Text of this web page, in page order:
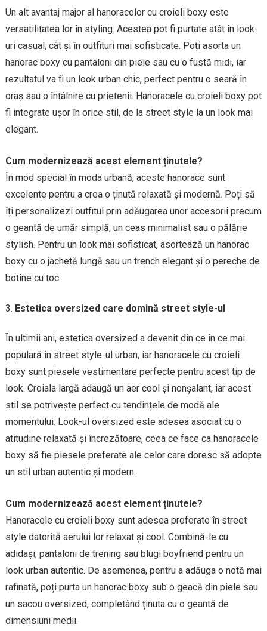
Un alt avantaj major al hanoracelor cu croieli boxy este
versatilitatea lor în styling. Acestea pot fi purtate atât în look-
uri casual, cât și în outfituri mai sofisticate. Poți asorta un
hanorac boxy cu pantaloni din piele sau cu o fustă midi, iar
rezultatul va fi un look urban chic, perfect pentru o seară în
oraș sau o întâlnire cu prietenii. Hanoracele cu croieli boxy pot
fi integrate ușor în orice stil, de la street style la un look mai
elegant.
Cum modernizează acest element ținutele?
În mod special în moda urbană, aceste hanorace sunt
excelente pentru a crea o ținută relaxată și modernă. Poți să
îți personalizezi outfitul prin adăugarea unor accesorii precum
o geantă de umăr simplă, un ceas minimalist sau o pălărie
stylish. Pentru un look mai sofisticat, asortează un hanorac
boxy cu o jachetă lungă sau un trench elegant și o pereche de
botine cu toc.
Estetica oversized care domină street style-ul
În ultimii ani, estetica oversized a devenit din ce în ce mai
populară în street style-ul urban, iar hanoracele cu croieli
boxy sunt piesele vestimentare perfecte pentru acest tip de
look. Croiala largă adaugă un aer cool și nonșalant, iar acest
stil se potrivește perfect cu tendințele de modă ale
momentului. Look-ul oversized este adesea asociat cu o
atitudine relaxată și încrezătoare, ceea ce face ca hanoracele
boxy să fie piesele preferate ale celor care doresc să adopte
un stil urban autentic și modern.
Cum modernizează acest element ținutele?
Hanoracele cu croieli boxy sunt adesea preferate în street
style datorită aerului lor relaxat și cool. Combină-le cu
adidași, pantaloni de trening sau blugi boyfriend pentru un
look urban autentic. De asemenea, pentru a adăuga o notă mai
rafinată, poți purta un hanorac boxy sub o geacă din piele sau
un sacou oversized, completând ținuta cu o geantă de
dimensiuni medii.